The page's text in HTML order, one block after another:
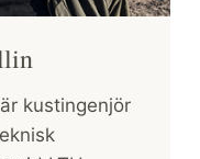
kustingenjör